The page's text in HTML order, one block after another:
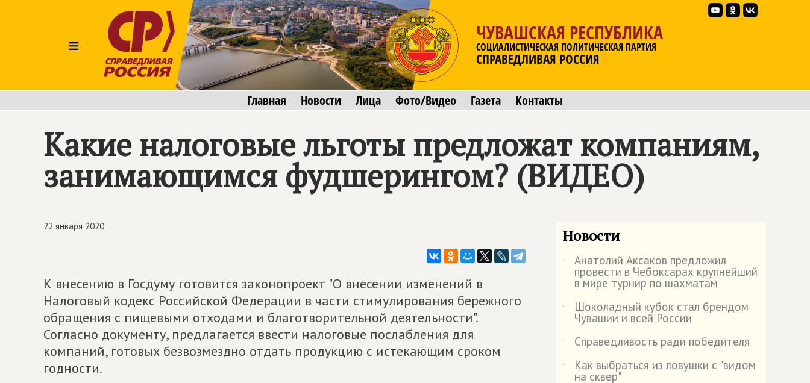
≡
ЧУВАШСКАЯ РЕСПУБЛИКА
СОЦИАЛИСТИЧЕСКАЯ ПОЛИТИЧЕСКАЯ ПАРТИЯ
СПРАВЕДЛИВАЯ РОССИЯ
Главная Новости Лица Фото/Видео Газета Контакты
Какие налоговые льготы предложат компаниям,
занимающимся фудшерингом? (ВИДЕО)
22 января 2020
К внесению в Госдуму готовится законопроект "О внесении изменений в
Налоговый кодекс Российской Федерации в части стимулирования бережного
обращения с пищевыми отходами и благотворительной деятельности".
Согласно документу, предлагается ввести налоговые послабления для
компаний, готовых безвозмездно отдать продукцию с истекающим сроком
годности.
Новости
˙ Анатолий Аксаков предложил
провести в Чебоксарах крупнейший
в мире турнир по шахматам
˙
Шоколадный кубок стал брендом
Чувашии и всей России
˙
Справедливость ради победителя
˙
Как выбраться из ловушки с "видом
на сквер"